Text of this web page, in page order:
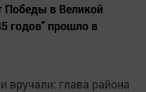
Победы в Великой
годов" прошло в
вручали: глава района